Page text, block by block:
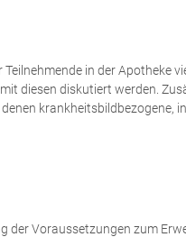
in der Apotheke
diesen diskutiert werden.
krankheitsbildbezogene,
der Voraussetzungen zum